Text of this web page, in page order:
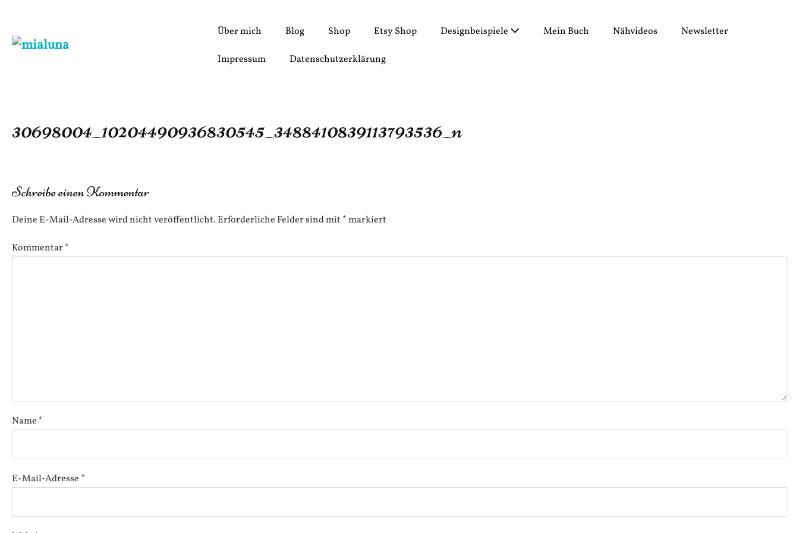
springen
Über mich Blog Shop Etsy Shop Designbeispiele Mein Buch Nähvideos Newsletter
Impressum Datenschutzerklärung
30698004_10204490936830545_3488410839113793536_n
Schreibe einen Kommentar
Deine E-Mail-Adresse wird nicht veröffentlicht. Erforderliche Felder sind mit *markiert
Kommentar*
Name *
E-Mail-Adresse *